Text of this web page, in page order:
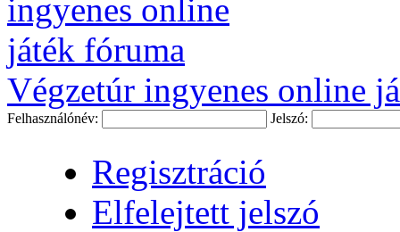
Végzetúr ingyenes online
Felhasználónév: Jelszó:
Regisztráció
Elfelejtett jelszó